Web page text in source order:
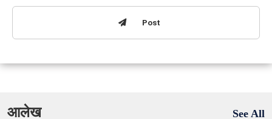
Post
आलेख See All